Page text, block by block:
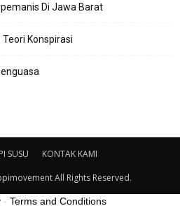
Di Jawa Barat
Konspirasi
SUSU
KONTAK KAMI
All Rights Reserved.
- Terms and Conditions